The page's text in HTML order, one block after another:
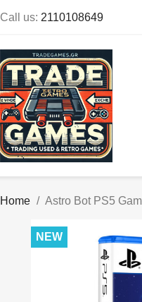
Call us: 2110108649
Home Astro Bot PS5
NEW